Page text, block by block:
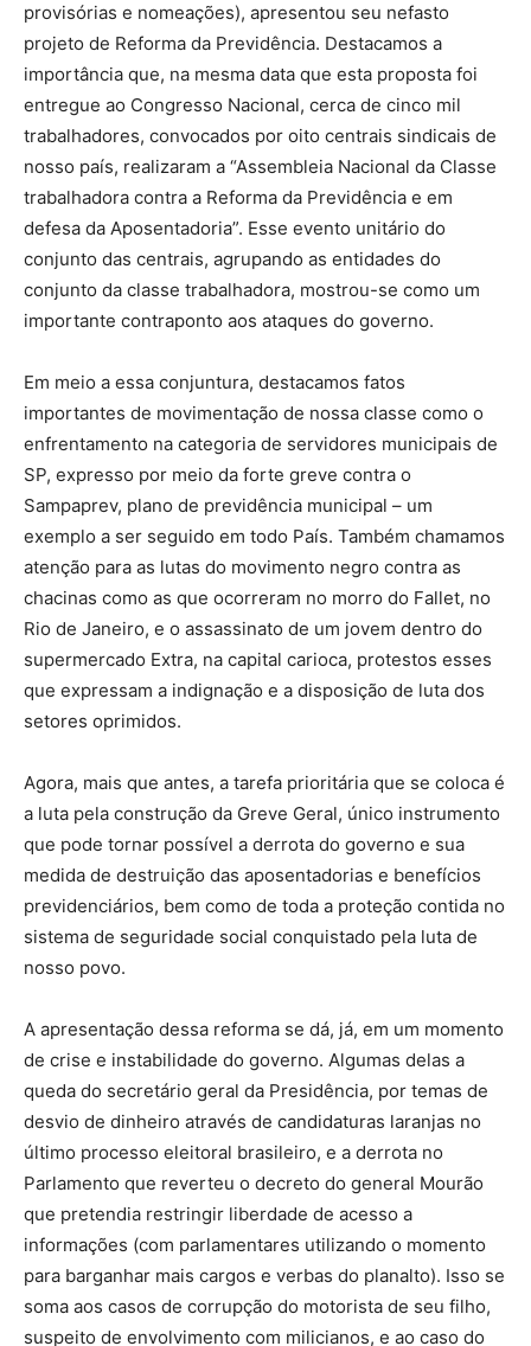
provisórias e nomeações), apresentou seu nefasto
projeto de Reforma da Previdência. Destacamos a
importância que, na mesma data que esta proposta foi
entregue ao Congresso Nacional, cerca de cinco mil
trabalhadores, convocados por oito centrais sindicais de
nosso país, realizaram a “Assembleia Nacional da Classe
trabalhadora contra a Reforma da Previdência e em
defesa da Aposentadoria”. Esse evento unitário do
conjunto das centrais, agrupando as entidades do
conjunto da classe trabalhadora, mostrou-se como um
importante contraponto aos ataques do governo.
Em meio a essa conjuntura, destacamos fatos
importantes de movimentação de nossa classe como o
enfrentamento na categoria de servidores municipais de
SP, expresso por meio da forte greve contra o
Sampaprev, plano de previdência municipal – um
exemplo a ser seguido em todo País. Também chamamos
atenção para as lutas do movimento negro contra as
chacinas como as que ocorreram no morro do Fallet, no
Rio de Janeiro, e o assassinato de um jovem dentro do
supermercado Extra, na capital carioca, protestos esses
que expressam a indignação e a disposição de luta dos
setores oprimidos.
Agora, mais que antes, a tarefa prioritária que se coloca é
a luta pela construção da Greve Geral, único instrumento
que pode tornar possível a derrota do governo e sua
medida de destruição das aposentadorias e benefícios
previdenciários, bem como de toda a proteção contida no
sistema de seguridade social conquistado pela luta de
nosso povo.
A apresentação dessa reforma se dá, já, em um momento
de crise e instabilidade do governo. Algumas delas a
queda do secretário geral da Presidência, por temas de
desvio de dinheiro através de candidaturas laranjas no
último processo eleitoral brasileiro, e a derrota no
Parlamento que reverteu o decreto do general Mourão
que pretendia restringir liberdade de acesso a
informações (com parlamentares utilizando o momento
para barganhar mais cargos e verbas do planalto). Isso se
soma aos casos de corrupção do motorista de seu filho,
suspeito de envolvimento com milicianos, e ao caso do